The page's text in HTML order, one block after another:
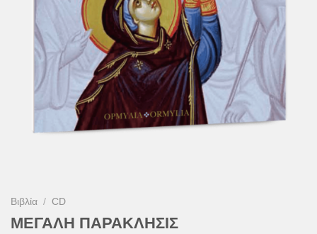
Βιβλία / CD
ΜΕΓΑΛΗ ΠΑΡΑΚΛΗΣΙΣ